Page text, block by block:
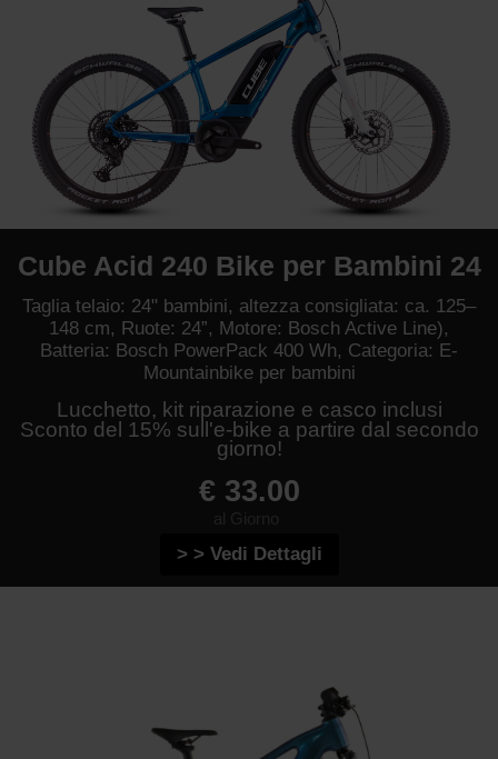
Cube Acid 240 Bike per Bambini 24
Taglia telaio: 24" bambini, altezza consigliata: ca. 125–
148 cm, Ruote: 24”, Motore: Bosch Active Line),
Batteria: Bosch PowerPack 400 Wh, Categoria: E-
Mountainbike per bambini
Lucchetto, kit riparazione e casco inclusi
Sconto del 15% sull'e-bike a partire dal secondo
giorno!
€ 33.00
> > Vedi Dettagli